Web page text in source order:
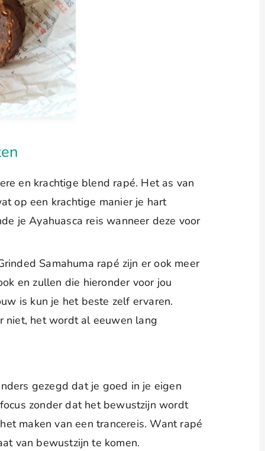
en krachtige blend rapé. Het as van
op een krachtige manier je hart
je Ayahuasca reis wanneer deze voor
Samahuma rapé zijn er ook meer
en zullen die hieronder voor jou
is kun je het beste zelf ervaren.
niet, het wordt al eeuwen lang
gezegd dat je goed in je eigen
zonder dat het bewustzijn wordt
maken van een trancereis. Want rapé
van bewustzijn te komen.